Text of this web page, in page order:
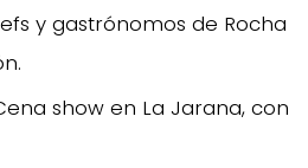
y gastrónomos de Rocha
show en La Jarana, con